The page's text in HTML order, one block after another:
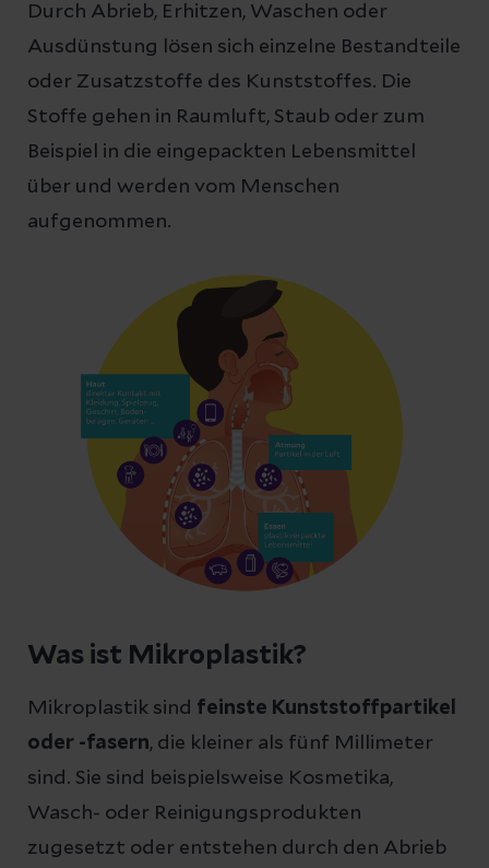
Durch Abrieb, Erhitzen, Waschen oder
Ausdünstung lösen sich einzelne Bestandteile
oder Zusatzstoffe des Kunststoffes. Die
Stoffe gehen in Raumluft, Staub oder zum
Beispiel in die eingepackten Lebensmittel
über und werden vom Menschen
aufgenommen.
Was ist Mikroplastik?
Mikroplastik sind feinste Kunststoffpartikel
oder -fasern, die kleiner als fünf Millimeter
sind. Sie sind beispielsweise Kosmetika,
Wasch- oder Reinigungsprodukten
zugesetzt oder entstehen durch den Abrieb